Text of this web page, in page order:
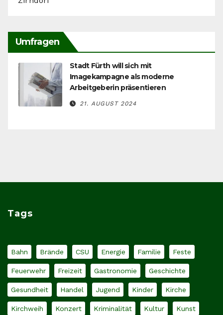
Umfragen
Stadt Fürth will sich mit
Imagekampagne als moderne
Arbeitgeberin präsentieren
21. AUGUST 2024
Tags
Bahn Brände CSU Energie Familie Feste
Feuerwehr Freizeit Gastronomie Geschichte
Gesundheit Handel Jugend Kinder Kirche
Kirchweih Konzert Kriminalität Kultur Kunst